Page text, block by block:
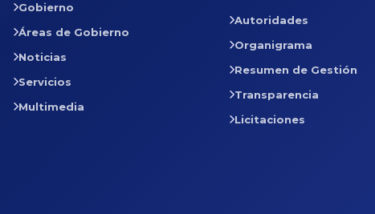
Gobierno
Áreas de Gobierno
Noticias
Servicios
Multimedia
Autoridades
Organigrama
Resumen de Gestión
Transparencia
Licitaciones